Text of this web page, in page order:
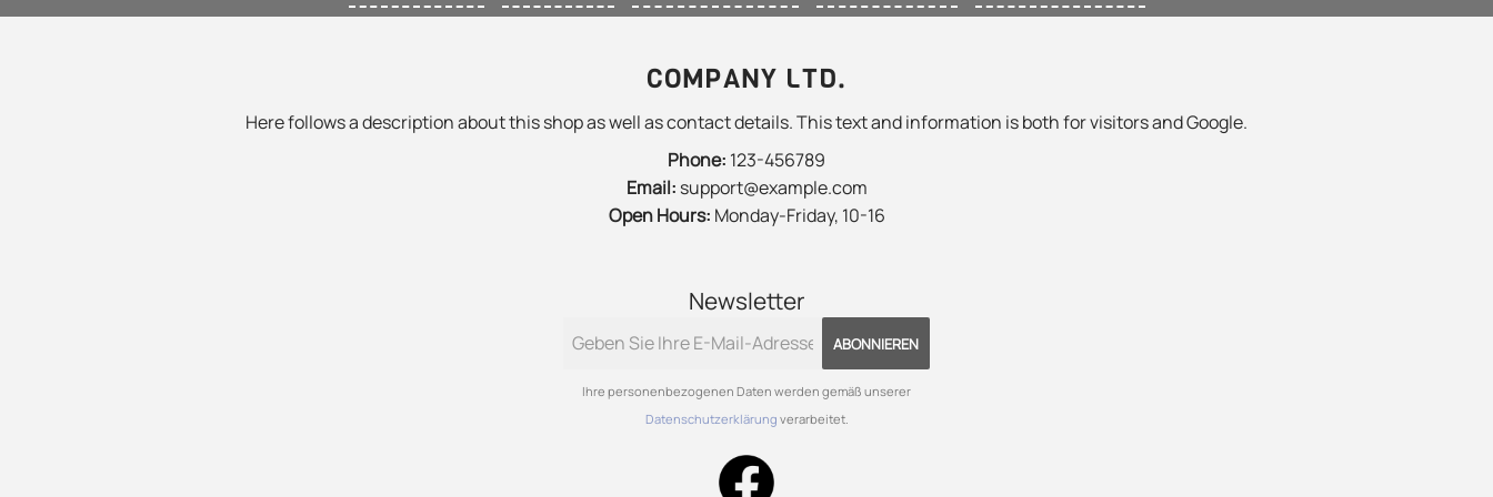
COMPANY LTD.
Here follows a description about this shop as well as contact details. This text and information is both for visitors and Google.
Phone: 123-456789
Email: support@example.com
Open Hours: Monday-Friday, 10-16
Newsletter
ABONNIEREN
Ihre personenbezogenen Daten werden gemäß unserer
Datenschutzerklärung verarbeitet.